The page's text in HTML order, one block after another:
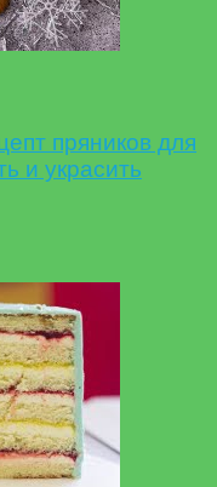
пряников для
и украсить